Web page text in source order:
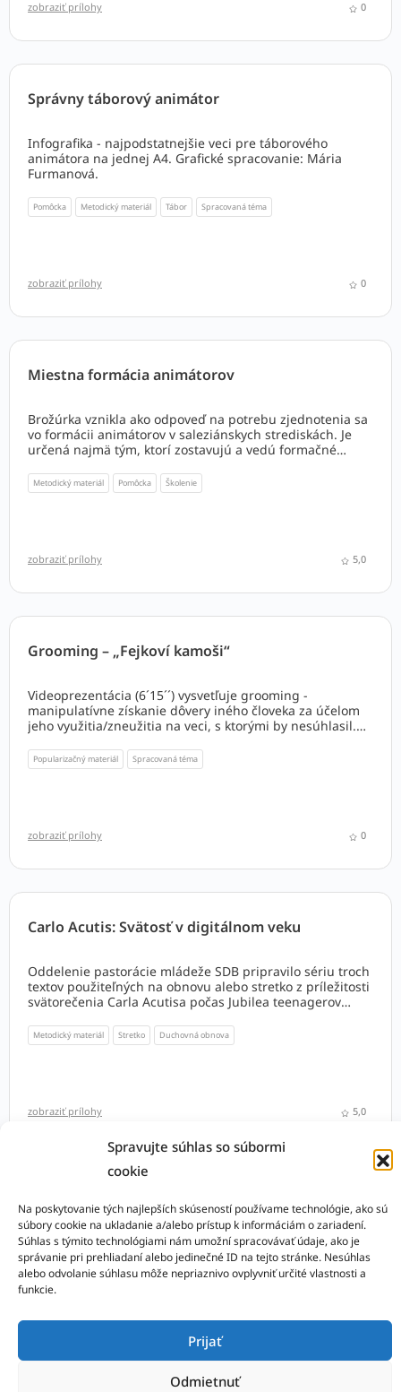
Spravujte súhlas so súbormi
cookie
Na poskytovanie tých najlepších skúseností používame technológie, ako sú
súbory cookie na ukladanie a/alebo prístup k informáciám o zariadení.
Súhlas s týmito technológiami nám umožní spracovávať údaje, ako je
správanie pri prehliadaní alebo jedinečné ID na tejto stránke. Nesúhlas
alebo odvolanie súhlasu môže nepriaznivo ovplyvniť určité vlastnosti a
funkcie.
Prijať
Odmietnuť
zobraziť prílohy 0
Správny táborový animátor
Infografika - najpodstatnejšie veci pre táborového
animátora na jednej A4. Grafické spracovanie: Mária
Furmanová.
Pomôcka Metodický materiál Tábor Spracovaná téma
zobraziť prílohy 0
Miestna formácia animátorov
Brožúrka vznikla ako odpoveď na potrebu zjednotenia sa
vo formácii animátorov v saleziánskych strediskách. Je
určená najmä tým, ktorí zostavujú a vedú formačné
ako pomôcka a inšpirácia. K jednotlivým témam
poskytuje prehľad zdrojov, dokumentov a podporných
Metodický materiál Pomôcka Školenie
zobraziť prílohy 5,0
Grooming – „Fejkoví kamoši“
Videoprezentácia (6´15´´) vysvetľuje grooming -
manipulatívne získanie dôvery iného človeka za účelom
jeho využitia/zneužitia na veci, s ktorými by nesúhlasil.
Video je vhodné pre teenagerov a starších. Video je k
dispozícii vslovenskom, ukrajinskom
Popularizačný materiál Spracovaná téma
zobraziť prílohy 0
Carlo Acutis: Svätosť v digitálnom veku
Oddelenie pastorácie mládeže SDB pripravilo sériu troch
textov použiteľných na obnovu alebo stretko z príležitosti
svätorečenia Carla Acutisa počas Jubilea teenagerov
Metodický materiál Stretko Duchovná obnova
zobraziť prílohy 5,0
© 2026 - Saleziánsky pastoračný tím